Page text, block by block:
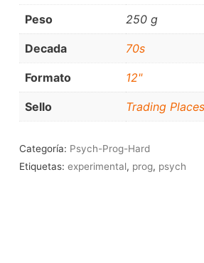
Peso 250 g
Decada 70s
Formato 12"
Sello Trading Places
Categoría: Psych-Prog-Hard
Etiquetas:experimental, prog, psych